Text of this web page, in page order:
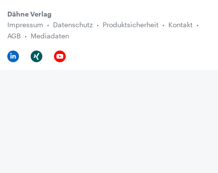
Dähne Verlag
Impressum
Datenschutz Produktsicherheit
Kontakt
AGB
Mediadaten